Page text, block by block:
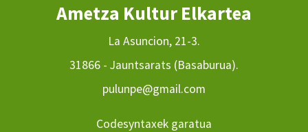
Ametza Kultur Elkartea
La Asuncion, 21-3.
31866 - Jauntsarats (Basaburua).
pulunpe@gmail.com
Codesyntaxek garatua